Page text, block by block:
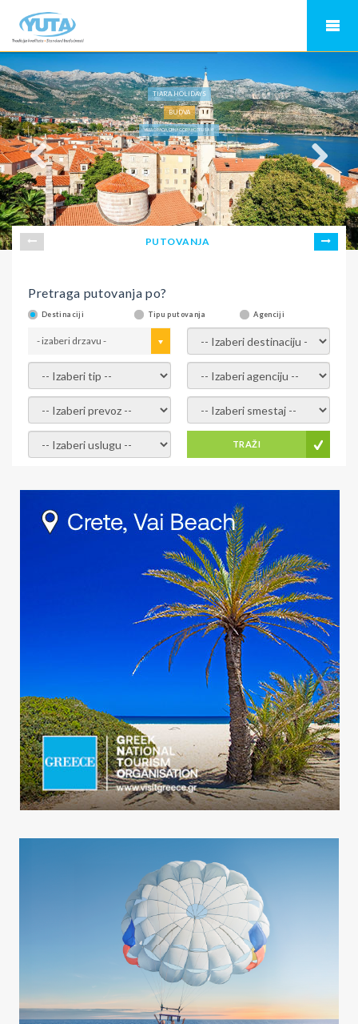
TIARA HOLIDAYS
BUDVA
VILLA GRACIA, CRNA GORA HOTELI SA 4*
PUTOVANJA
Pretraga putovanja po?
Destinaciji Tipu putovanja Agenciji
- izaberi drzavu - - izaberi destinaciju -
- izaberi tip - - izaberi agenciju -
- izaberi prevoz - - Izaberite smestaj -
- Izaberite uslugu - TRAŽI